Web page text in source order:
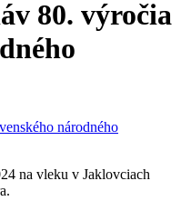
80. výročia
na vleku v Jaklovciach